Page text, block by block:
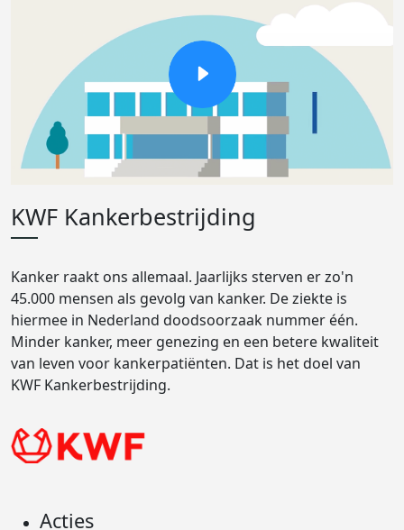
KWF Kankerbestrijding
Kanker raakt ons allemaal. Jaarlijks sterven er zo'n
45.000 mensen als gevolg van kanker. De ziekte is
hiermee in Nederland doodsoorzaak nummer één.
Minder kanker, meer genezing en een betere kwaliteit
van leven voor kankerpatiënten. Dat is het doel van
KWF Kankerbestrijding.
Acties